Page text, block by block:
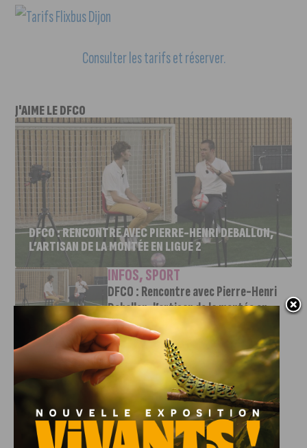
Consulter les tarifs et réserver.
J'AIME LE DFCO
DFCO : RENCONTRE AVEC PIERRE-HENRI DEBALLON,
L’ARTISAN DE LA MONTÉE EN LIGUE 2
INFOS,SPORT
DFCO : Rencontre avec Pierre-Henri
Deballon, l’artisan de la montée en
Ligue 2
7 AOÛT, 2026
Le DFCO est de retour en Ligue 2 après trois ans
d’absence. La saison...
INFOS SPORT
Nouvelle arrivée à la JDA Basket,
Shevon Thompson est dijonnais